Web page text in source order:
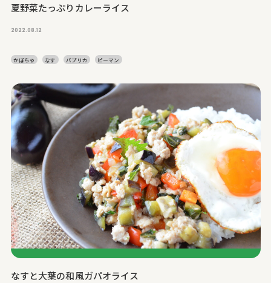
夏野菜たっぷりカレーライス
2022.08.12
かぼちゃ なす パプリカ ピーマン
なすと大葉の和風ガパオライス